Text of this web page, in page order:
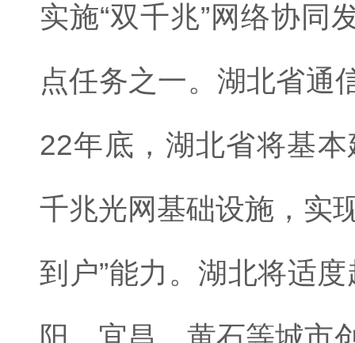
实施“双千兆”网络协同
点任务之一。湖北省通
22年底，湖北省将基
千兆光网基础设施，实
到户”能力。湖北将适